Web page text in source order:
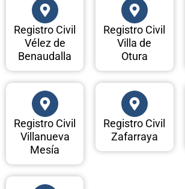
Registro Civil
Vélez de
Benaudalla
Registro Civil
Villa de
Otura
Registro Civil
Villanueva
Mesía
Registro Civil
Zafarraya